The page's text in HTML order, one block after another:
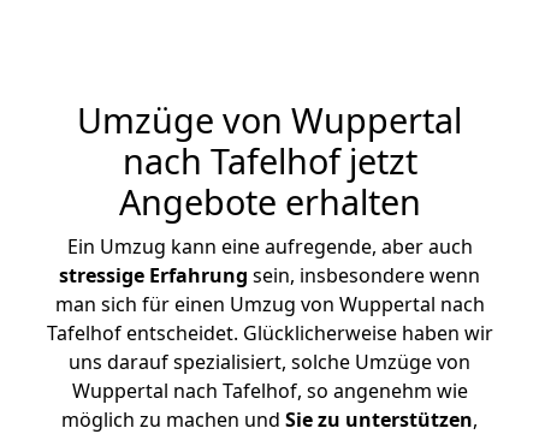
Umzüge von Wuppertal
nach Tafelhof jetzt
Angebote erhalten
Ein Umzug kann eine aufregende, aber auch
stressige Erfahrung sein, insbesondere wenn
man sich für einen Umzug von Wuppertal nach
Tafelhof entscheidet. Glücklicherweise haben wir
uns darauf spezialisiert, solche Umzüge von
Wuppertal nach Tafelhof, so angenehm wie
möglich zu machen und Sie zu unterstützen,